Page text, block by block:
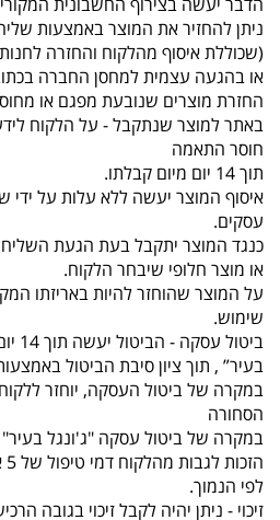
(שכוללת איסוף מהלקוח והחזרה
או בהגעה עצמית למחסן החברה בכתובת
החזרת מוצרים שנובעת מפגם או
באתר למוצר שנתקבל - על הלקוח
חוסר התאמה
תוך 14 יום מיום קבלתו.
איסוף המוצר יעשה ללא עלות על ידי שליח
עסקים.
כנגד המוצר יתקבל בעת הגעת השליח
או מוצר חלופי שיבחר הלקוח.
על המוצר שהוחזר להיות באריזתו
שימוש.
בעיר” , תוך ציון סיבת הביטול באמצעות טלפון
במקרה של ביטול העסקה, יוחזר
הסחורה
במקרה של ביטול עסקה "ג'ונגל
לפי הנמוך.